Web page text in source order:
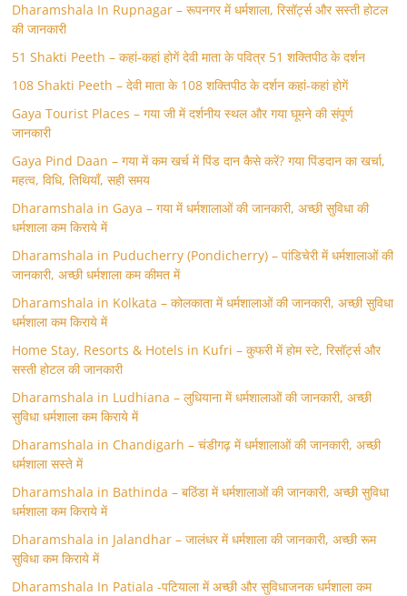
Dharamshala In Rupnagar – रूपनगर में धर्मशाला, रिसॉर्ट्स और सस्ती होटल
की जानकारी
51 Shakti Peeth – कहां-कहां होगें देवी माता के पवित्र 51 शक्तिपीठ के दर्शन
108 Shakti Peeth – देवी माता के 108 शक्तिपीठ के दर्शन कहां-कहां होगें
Gaya Tourist Places – गया जी में दर्शनीय स्थल और गया घूमने की संपूर्ण
जानकारी
Gaya Pind Daan – गया में कम खर्च में पिंड दान कैसे करें? गया पिंडदान का खर्चा,
महत्व, विधि, तिथियाँ, सही समय
Dharamshala in Gaya – गया में धर्मशालाओं की जानकारी, अच्छी सुविधा की
धर्मशाला कम किराये में
Dharamshala in Puducherry (Pondicherry) – पांडिचेरी में धर्मशालाओं की
जानकारी, अच्छी धर्मशाला कम कीमत में
Dharamshala in Kolkata – कोलकाता में धर्मशालाओं की जानकारी, अच्छी सुविधा
धर्मशाला कम किराये में
Home Stay, Resorts & Hotels in Kufri – कुफरी में होम स्‍टे, रिसॉर्ट्स और
सस्ती होटल की जानकारी
Dharamshala in Ludhiana – लुधियाना में धर्मशालाओं की जानकारी, अच्छी
सुविधा धर्मशाला कम किराये में
Dharamshala in Chandigarh – चंडीगढ़ में धर्मशालाओं की जानकारी, अच्छी
धर्मशाला सस्ते में
Dharamshala in Bathinda – बठिंडा में धर्मशालाओं की जानकारी, अच्छी सुविधा
धर्मशाला कम किराये में
Dharamshala in Jalandhar – जालंधर में धर्मशाला की जानकारी, अच्छी रूम
सुविधा कम किराये में
Dharamshala In Patiala -पटियाला में अच्छी और सुविधाजनक धर्मशाला कम